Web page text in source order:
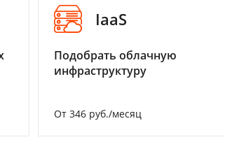
IaaS
Подобрать облачную
инфраструктуру
От 346 руб./месяц